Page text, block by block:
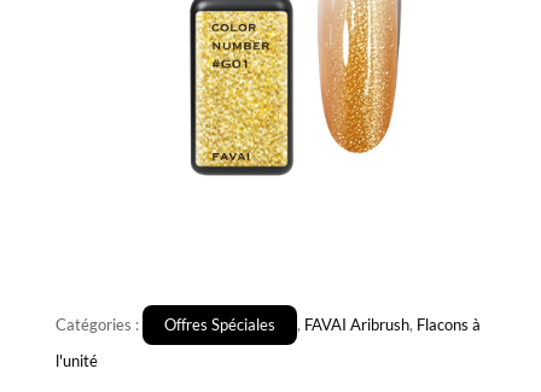
Catégories : Offres Spéciales , FAVAI Aribrush, Flacons à
l'unité